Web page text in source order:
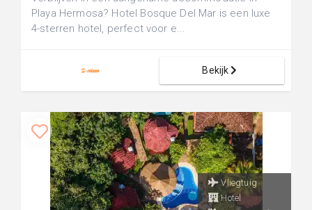
Playa Hermosa? Hotel Bosque Del Mar is een luxe
4-sterren hotel, perfect voor e...
Bekijk
Vliegtuig
Hotel